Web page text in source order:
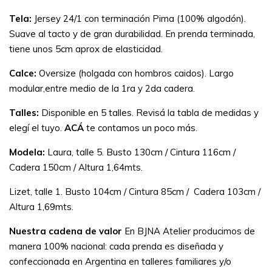
Tela: Jersey 24/1 con terminación Pima (100% algodón).
Suave al tacto y de gran durabilidad. En prenda terminada,
tiene unos 5cm aprox de elasticidad.
Calce: Oversize (holgada con hombros caidos). Largo
modular,entre medio de la 1ra y 2da cadera.
Talles: Disponible en 5 talles. Revisá la tabla de medidas y
elegí el tuyo. ACÁ te contamos un poco más.
Modela: Laura, talle 5. Busto 130cm / Cintura 116cm /
Cadera 150cm / Altura 1,64mts.
Lizet, talle 1. Busto 104cm / Cintura 85cm / Cadera 103cm /
Altura 1,69mts.
Nuestra cadena de valor En BJNA Atelier producimos de
manera 100% nacional: cada prenda es diseñada y
confeccionada en Argentina en talleres familiares y/o